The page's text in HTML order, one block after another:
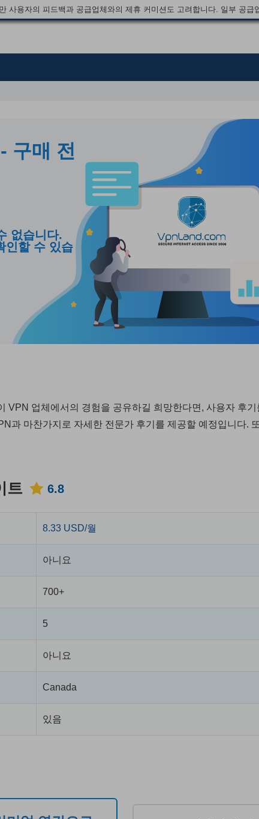
사용자의 피드백과 공급업체와의 제휴 커미션도 고려합니다. 일부 공
구매 전
없습니다.
인할 수 있습
VPN 업체에서의 경험을 공유하길 희망한다면, 사용자 후기
과 마찬가지로 자세한 전문가 후기를 제공할 예정입니다.
트 6.8
8.33 USD/월
아니요
700+
5
아니요
Canada
있음